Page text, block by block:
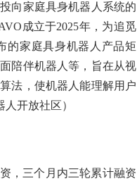
向家庭具身机器人系统的
成立于2025年，为追觅
的家庭具身机器人产品矩
陪伴机器人等，旨在从视
法，使机器人能理解用户
开放社区）
，三个月内三轮累计融资